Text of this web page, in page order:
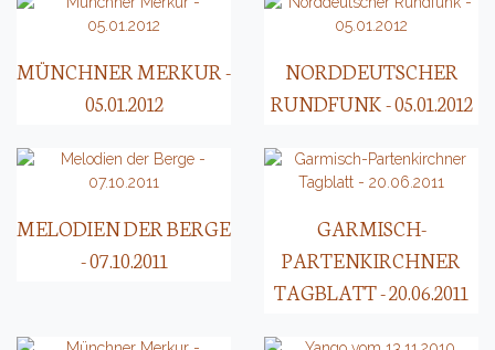
MÜNCHNER MERKUR -
05.01.2012
NORDDEUTSCHER
RUNDFUNK - 05.01.2012
MELODIEN DER BERGE
- 07.10.2011
GARMISCH-
PARTENKIRCHNER
TAGBLATT - 20.06.2011